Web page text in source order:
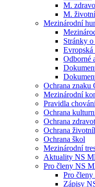
M.
M.
Mezinárodní
Stránky
Odborné
Ochrana znaku
Mezinárodní
Pravidla
Ochrana
Ochrana
Ochrana
Ochrana škol
Mezinárodní
Aktuality NS
Pro členy NS
Pro
Zápisy